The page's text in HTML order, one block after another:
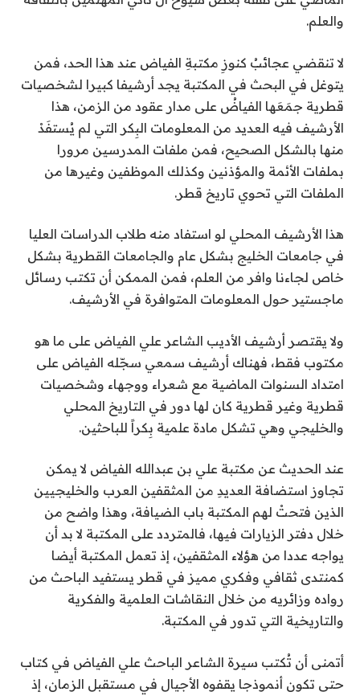
والعلم.
لا تنقضي عجائبُ كنوزِ مكتبةِ الفياض عند هذا الحد، فمن
يتوغل في البحث في المكتبة يجد أرشيفا كبيرا لشخصيات
قطرية جمَعَها الفياضُ على مدار عقود من الزمن، هذا
الأرشيف فيه العديد من المعلومات البِكر التي لم يُستفَدْ
منها بالشكل الصحيح، فمن ملفات المدرسين مرورا
بملفات الأئمة والمؤذنين وكذلك الموظفين وغيرها من
الملفات التي تحوي تاريخ قطر.
هذا الأرشيف المحلي لو استفاد منه طلاب الدراسات العليا
في جامعات الخليج بشكل عام والجامعات القطرية بشكل
خاص لجاءنا وافر من العلم، فمن الممكن أن تكتب رسائل
ماجستير حول المعلومات المتوافرة في الأرشيف.
ولا يقتصر أرشيف الأديب الشاعر علي الفياض على ما هو
مكتوب فقط، فهناك أرشيف سمعي سجّله الفياض على
امتداد السنوات الماضية مع شعراء ووجهاء وشخصيات
قطرية وغير قطرية كان لها دور في التاريخ المحلي
والخليجي وهي تشكل مادة علمية بِكراً للباحثين.
عند الحديث عن مكتبة علي بن عبدالله الفياض لا يمكن
تجاوز استضافة العديدِ من المثقفين العرب والخليجيين
الذين فتحتْ لهم المكتبة باب الضيافة، وهذا واضح من
خلال دفتر الزيارات فيها، فالمتردد على المكتبة لا بد أن
يواجه عددا من هؤلاء المثقفين، إذ تعمل المكتبة أيضا
كمنتدى ثقافي وفكري مميز في قطر يستفيد الباحث من
رواده وزائريه من خلال النقاشات العلمية والفكرية
والتاريخية التي تدور في المكتبة.
أتمنى أن تُكتب سيرة الشاعر الباحث علي الفياض في كتاب
حتى تكون أنموذجا يقفوه الأجيال في مستقبل الزمان، إذ